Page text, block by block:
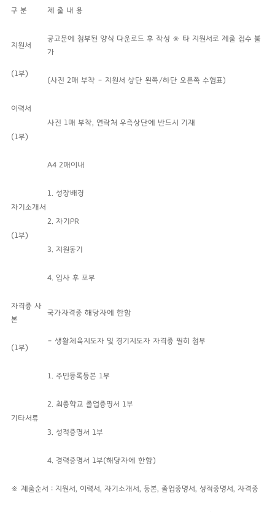
구 분 제 출 내 용
지원서
(1부)
공고문에 첨부된 양식 다운로드 후 작성 ※ 타 지원서로 제출 접수 불
가
(사진 2매 부착 – 지원서 상단 왼쪽/하단 오른쪽 수험표)
이력서
(1부)
사진 1매 부착, 연락처 우측상단에 반드시 기재
자기소개서
(1부)
A4 2매이내
1. 성장배경
2. 자기PR
3. 지원동기
4. 입사 후 포부
자격증 사
본
(1부)
국가자격증 해당자에 한함
– 생활체육지도자 및 경기지도자 자격증 필히 첨부
기타서류
1. 주민등록등본 1부
2. 최종학교 졸업증명서 1부
3. 성적증명서 1부
4. 경력증명서 1부(해당자에 한함)
※ 제출순서 : 지원서, 이력서, 자기소개서, 등본, 졸업증명서, 성적증명서, 자격증